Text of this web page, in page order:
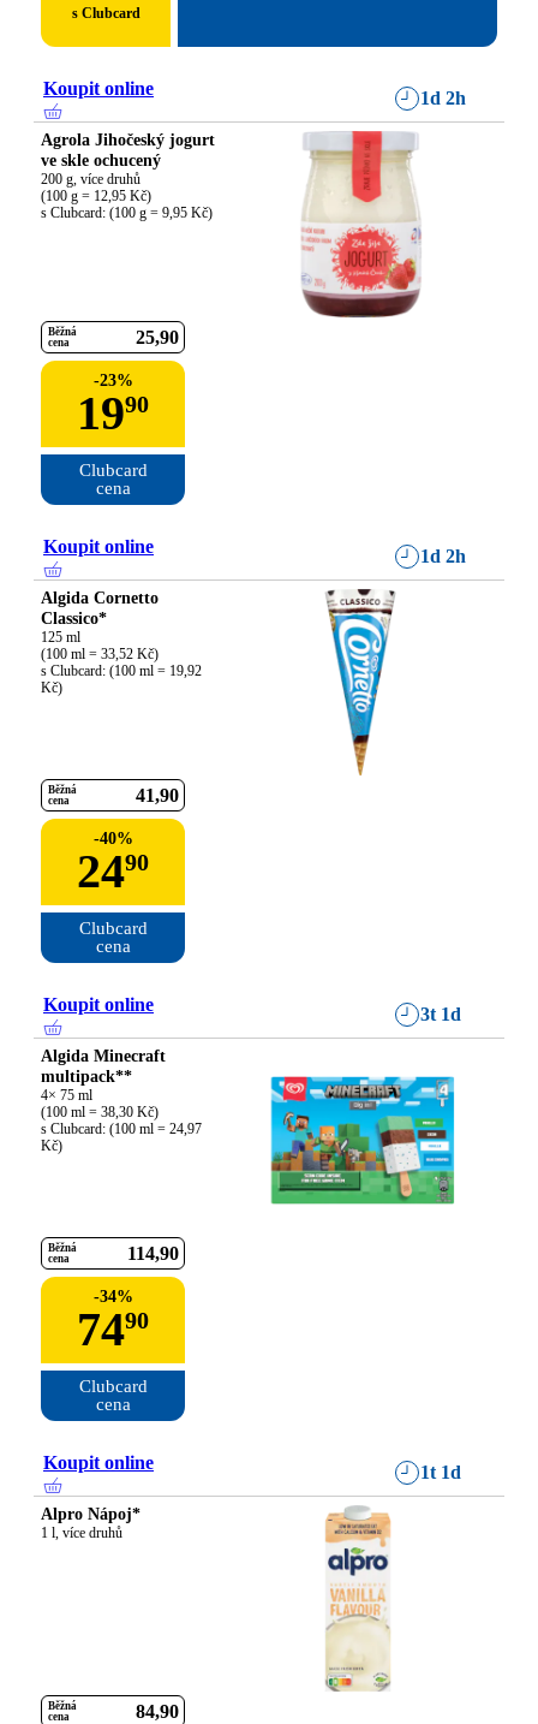
s Clubcard
Koupit online 1d 2h
Agrola Jihočeský jogurt
ve skle ochucený
200 g, více druhů
(100 g = 12,95 Kč)
s Clubcard: (100 g = 9,95 Kč)
Běžná
cena
25 90
-23%
1990
Clubcard
cena
Koupit online 1d 2h
Algida Cornetto
Classico*
125 ml
(100 ml = 33,52 Kč)
s Clubcard: (100 ml = 19,92
Kč)
Běžná
cena
41 90
-40%
2490
Clubcard
cena
Koupit online 3t 1d
Algida Minecraft
multipack**
4× 75 ml
(100 ml = 38,30 Kč)
s Clubcard: (100 ml = 24,97
Kč)
Běžná
cena
114 90
-34%
7490
Clubcard
cena
Koupit online 1t 1d
Alpro Nápoj*
1 l, více druhů
Běžná
cena
84 90